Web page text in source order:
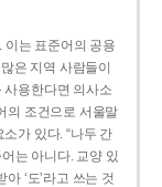
이는 표준어의 공용
은 지역 사람들이
사용한다면 의사소
의 조건으로 서울말
가 있다. “나두 간
는 아니다. 교양 있
‘도’라고 쓰는 것